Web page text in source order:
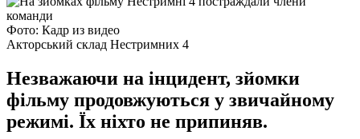
Фото: Кадр из видео
Акторський склад Нестримних 4
Незважаючи на інцидент, зйомки
фільму продовжуються у звичайному
режимі. Їх ніхто не припиняв.